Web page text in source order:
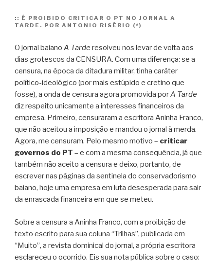
:: É PROIBIDO CRITICAR O PT NO JORNAL A
TARDE. POR ANTONIO RISÉRIO (*)
O jornal baiano A Tarde resolveu nos levar de volta aos
dias grotescos da CENSURA. Com uma diferença: se a
censura, na época da ditadura militar, tinha caráter
político-ideológico (por mais estúpido e cretino que
fosse), a onda de censura agora promovida porA Tarde
diz respeito unicamente a interesses financeiros da
empresa. Primeiro, censuraram a escritora Aninha Franco,
que não aceitou a imposição e mandou o jornal à merda.
Agora, me censuram. Pelo mesmo motivo – criticar
governos do PT – e com a mesma consequência, já que
também não aceito a censura e deixo, portanto, de
escrever nas páginas da sentinela do conservadorismo
baiano, hoje uma empresa em luta desesperada para sair
da enrascada financeira em que se meteu.
Sobre a censura a Aninha Franco, com a proibição de
texto escrito para sua coluna “Trilhas”, publicada em
“Muito”, a revista dominical do jornal, a própria escritora
esclareceu o ocorrido. Eis sua nota pública sobre o caso: